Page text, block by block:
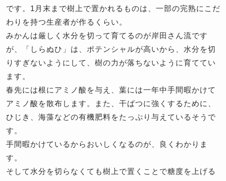
です。1月末まで樹上で置かれるものは、一部の完熟にこだ
わりを持つ生産者が作るくらい。
みかんは厳しく水分を切って育てるのが岸田さん流です
が、「しらぬひ」は、ポテンシャルが高いから、水分を切
りすぎないようにして、樹の力が落ちないように育ててい
ます。
春先には根にアミノ酸を与え、葉には一年中手間暇かけて
アミノ酸を散布します。また、干ばつに強くするために、
ひじき、海藻などの有機肥料をたっぷり与えているそうで
す。
手間暇かけているからおいしくなるのが、良くわかりま
す。
そして水分を切らなくても樹上で置くことで糖度を上げる